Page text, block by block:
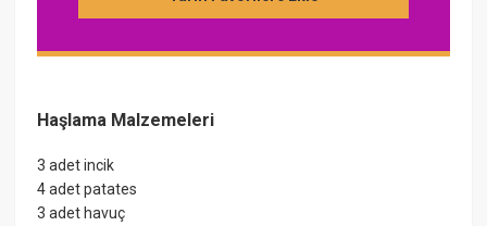
Haşlama Malzemeleri
3 adet incik
4 adet patates
3 adet havuç